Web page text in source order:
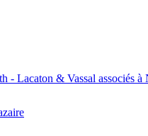
- Lacaton & Vassal associés